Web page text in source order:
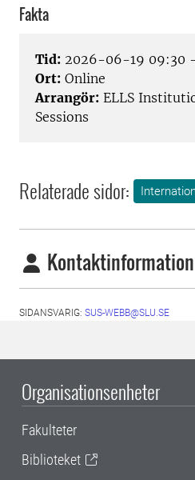
Fakta
Tid: 2026-06-19 09:30
Ort: Online
Arrangör: ELLS
Sessions
Relaterade sidor:
Kontaktinformation
SIDANSVARIG: SUS-WEBB@SLU.SE
Organisationsenheter
Fakulteter
Biblioteket